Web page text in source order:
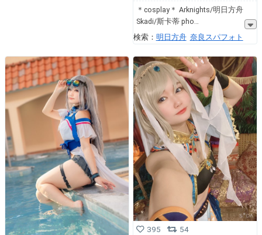
＊cosplay＊ Arknights/明日方舟
Skadi/斯卡蒂 pho
検索： 明日方舟 奈良スパフォト
395
54